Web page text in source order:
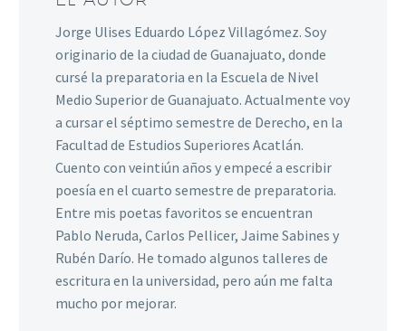
Jorge Ulises Eduardo López Villagómez. Soy
originario de la ciudad de Guanajuato, donde
cursé la preparatoria en la Escuela de Nivel
Medio Superior de Guanajuato. Actualmente voy
a cursar el séptimo semestre de Derecho, en la
Facultad de Estudios Superiores Acatlán.
Cuento con veintiún años y empecé a escribir
poesía en el cuarto semestre de preparatoria.
Entre mis poetas favoritos se encuentran
Pablo Neruda, Carlos Pellicer, Jaime Sabines y
Rubén Darío. He tomado algunos talleres de
escritura en la universidad, pero aún me falta
mucho por mejorar.